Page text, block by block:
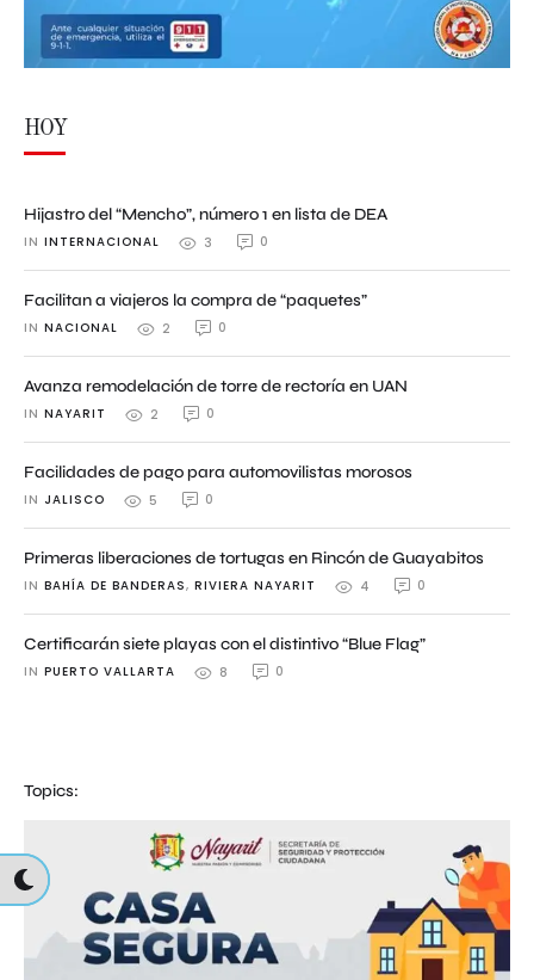
HOY
Hijastro del “Mencho”, número 1 en lista de DEA
IN INTERNACIONAL 3 0
Facilitan a viajeros la compra de “paquetes”
IN NACIONAL 2 0
Avanza remodelación de torre de rectoría en UAN
IN NAYARIT 2 0
Facilidades de pago para automovilistas morosos
IN JALISCO 5 0
Primeras liberaciones de tortugas en Rincón de Guayabitos
IN BAHÍA DE BANDERAS, RIVIERA NAYARIT 4 0
Certificarán siete playas con el distintivo “Blue Flag”
IN PUERTO VALLARTA 8 0
Topics: